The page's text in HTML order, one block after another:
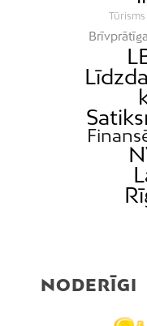
Tūrisms
NODERĪGI